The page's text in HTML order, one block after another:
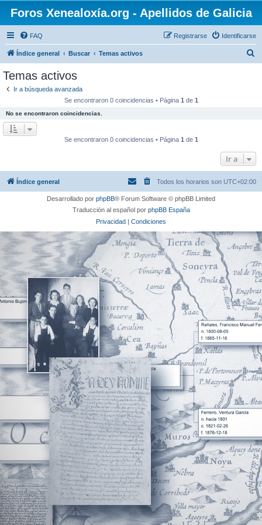
Foros Xenealoxía.org - Apellidos de Galicia
FAQ Identificarse
Registrarse
Índice general Buscar Temas activos
Temas activos
Ir a búsqueda avanzada
Se encontraron 0 coincidencias • Página 1 de 1
No se encontraron coincidencias.
Se encontraron 0 coincidencias • Página 1 de 1
Ir a
Índice general Todos los horarios son UTC+02:00
Desarrollado por phpBB® Forum Software © phpBB Limited
Traducción al español por phpBB España
Privacidad | Condiciones